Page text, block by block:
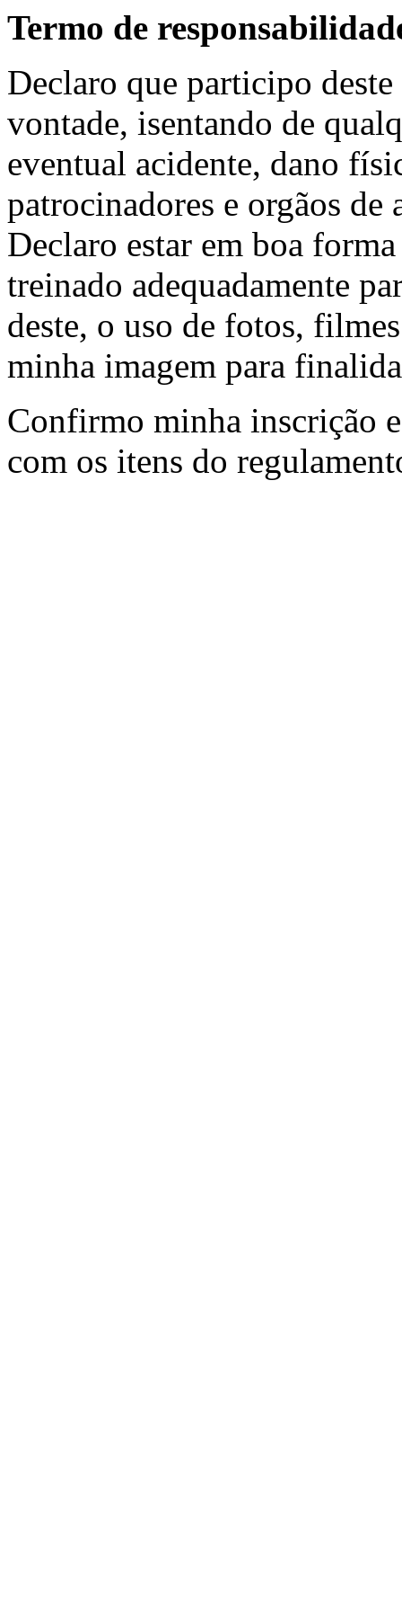
Termo de
Declaro que participo
vontade, isentando de
eventual acidente, dano
patrocinadores e orgãos
Declaro estar em boa
treinado adequadamente
deste, o uso de fotos,
minha imagem para
Confirmo minha inscrição
com os itens do